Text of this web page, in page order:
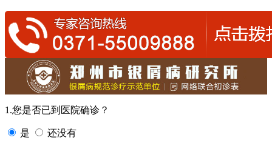
1.您是否已到医院确诊？
是 还没有